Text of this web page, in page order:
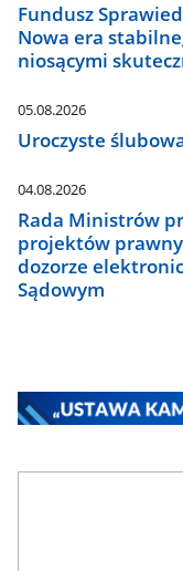
Fundusz
Nowa era
niosącymi
05.08.2026
Uroczyste
04.08.2026
Rada Ministrów
projektów
dozorze
Sądowym